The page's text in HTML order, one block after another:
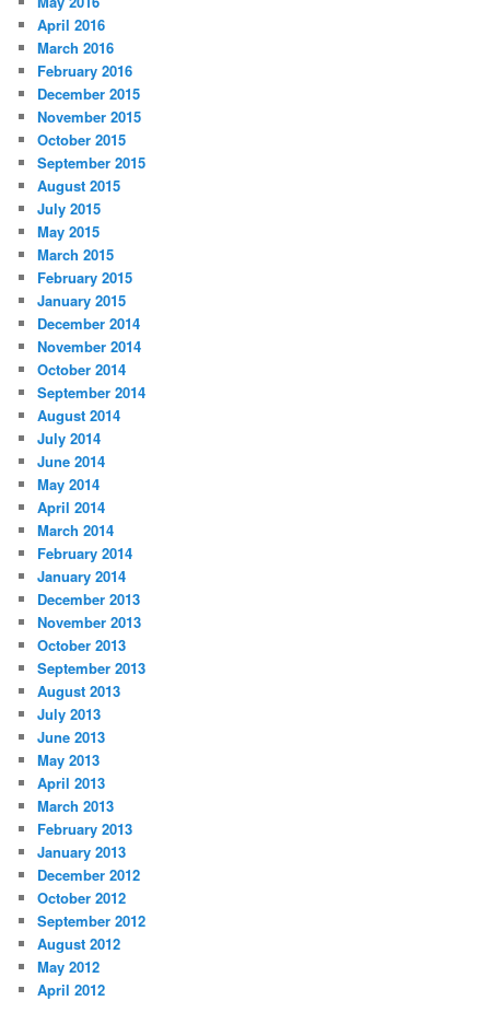
April 2016
March 2016
February 2016
December 2015
November 2015
October 2015
September 2015
August 2015
July 2015
May 2015
March 2015
February 2015
January 2015
December 2014
November 2014
October 2014
September 2014
August 2014
July 2014
June 2014
May 2014
April 2014
March 2014
February 2014
January 2014
December 2013
November 2013
October 2013
September 2013
August 2013
July 2013
June 2013
May 2013
April 2013
March 2013
February 2013
January 2013
December 2012
October 2012
September 2012
August 2012
May 2012
April 2012